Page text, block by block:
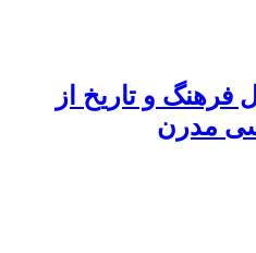
فرهنگ و تاریخ از
مدرن